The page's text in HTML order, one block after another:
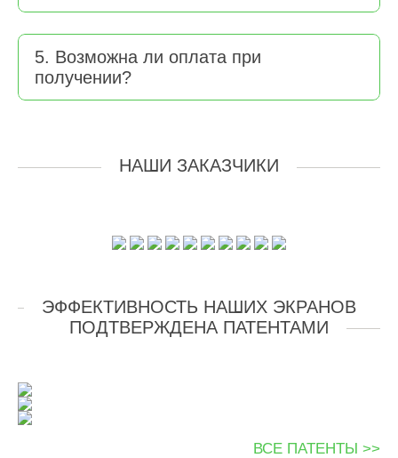
5. Возможна ли оплата при
получении?
НАШИ ЗАКАЗЧИКИ
ЭФФЕКТИВНОСТЬ НАШИХ ЭКРАНОВ
ПОДТВЕРЖДЕНА ПАТЕНТАМИ
ВСЕ ПАТЕНТЫ >>